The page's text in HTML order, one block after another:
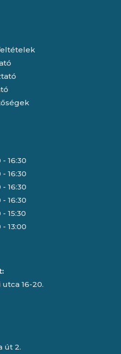
- 16:30
- 16:30
- 16:30
- 16:30
15:30
- 13:00
16-20.
út 2.